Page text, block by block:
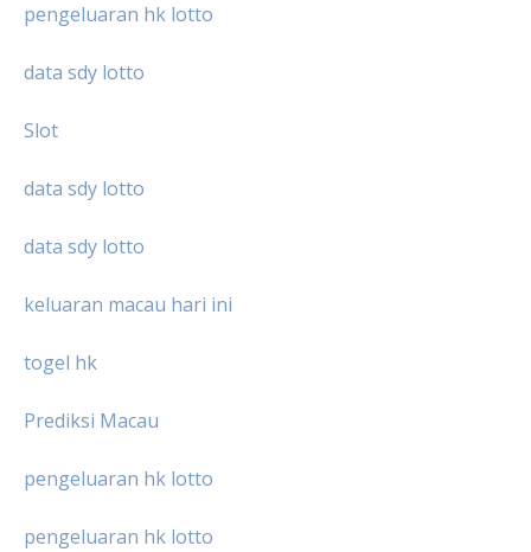
pengeluaran hk lotto
data sdy lotto
Slot
data sdy lotto
data sdy lotto
keluaran macau hari ini
togel hk
Prediksi Macau
pengeluaran hk lotto
pengeluaran hk lotto